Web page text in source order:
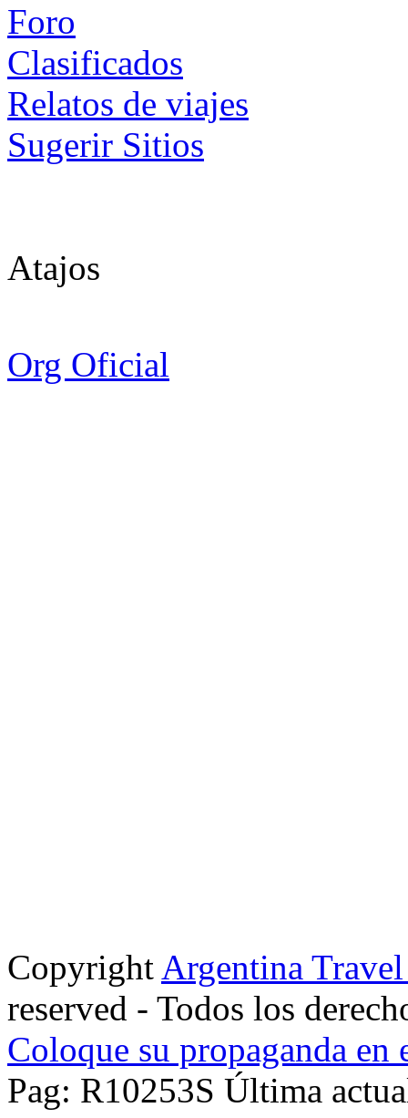
Foro
Clasificados
Relatos de viajes
Sugerir Sitios
Atajos
Org Oficial
Copyright Argentina
reserved - Todos los
Coloque su propaganda en
Pag: R10253S Última